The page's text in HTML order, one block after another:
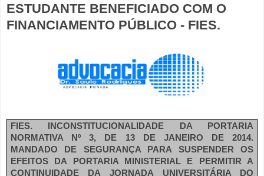
ESTUDANTE BENEFICIADO COM O
FINANCIAMENTO PÚBLICO - FIES.
FIES. INCONSTITUCIONALIDADE DA PORTARIA
NORMATIVA Nº 3, DE 13 DE JANEIRO DE 2014.
MANDADO DE SEGURANÇA PARA SUSPENDER OS
EFEITOS DA PORTARIA MINISTERIAL E PERMITIR A
CONTINUIDADE DA JORNADA UNIVERSITÁRIA DO